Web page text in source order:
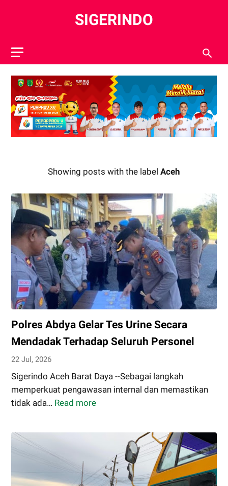
SIGERINDO
Showing posts with the label Aceh
Polres Abdya Gelar Tes Urine Secara
Mendadak Terhadap Seluruh Personel
22 Jul, 2026
Sigerindo Aceh Barat Daya --Sebagai langkah
memperkuat pengawasan internal dan memastikan
tidak ada… Read more
Gelar
Urine
Secara
Mendadak